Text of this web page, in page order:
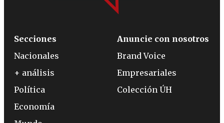
Secciones
Nacionales
+ análisis
Política
Economía
Anuncie con nosotros
Brand Voice
Empresariales
Colección ÚH